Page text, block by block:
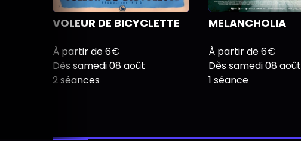
VOLEUR DE BICYCLETTE
À partir de 6€
Dès samedi 08 août
2 séances
MELANCHOLIA
À partir de 6€
Dès samedi 08 août
1 séance